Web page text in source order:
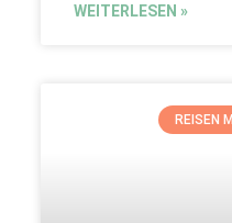
WEITERLESEN »
REISEN